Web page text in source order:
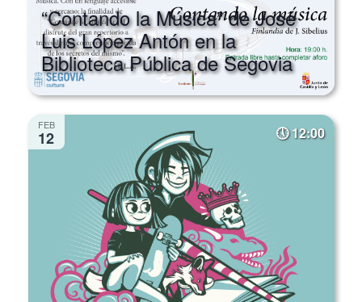
“Contando la Música” de José
Luis López Antón en la
Biblioteca Pública de Segovia
FEB
12 12:00